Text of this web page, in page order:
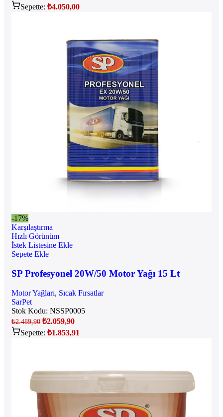
Sepette: ₺4.050,00
-17%
Karşılaştırma
Hızlı Görünüm
İstek Listesine Ekle
Sepete Ekle
SP Profesyonel 20W/50 Motor Yağı 15 Lt
Motor Yağları, Sıcak Fırsatlar
SarPet
Stok Kodu: NSSP0005
₺2.489,90 ₺2.059,90
Sepette: ₺1.853,91